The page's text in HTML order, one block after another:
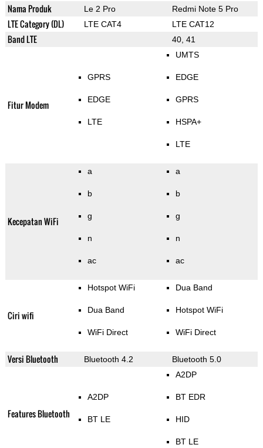
Nama Produk Le 2 Pro Redmi Note 5 Pro
LTE Category (DL) LTE CAT4 LTE CAT12
Band LTE 40, 41
Fitur Modem
GPRS
EDGE
LTE
UMTS
EDGE
GPRS
HSPA+
LTE
Kecepatan WiFi
a
b
g
n
ac
a
b
g
n
ac
Ciri wifi
Hotspot WiFi
Dua Band
WiFi Direct
Dua Band
Hotspot WiFi
WiFi Direct
Versi Bluetooth Bluetooth 4.2 Bluetooth 5.0
Features Bluetooth
A2DP
BT LE
A2DP
BT EDR
HID
BT LE